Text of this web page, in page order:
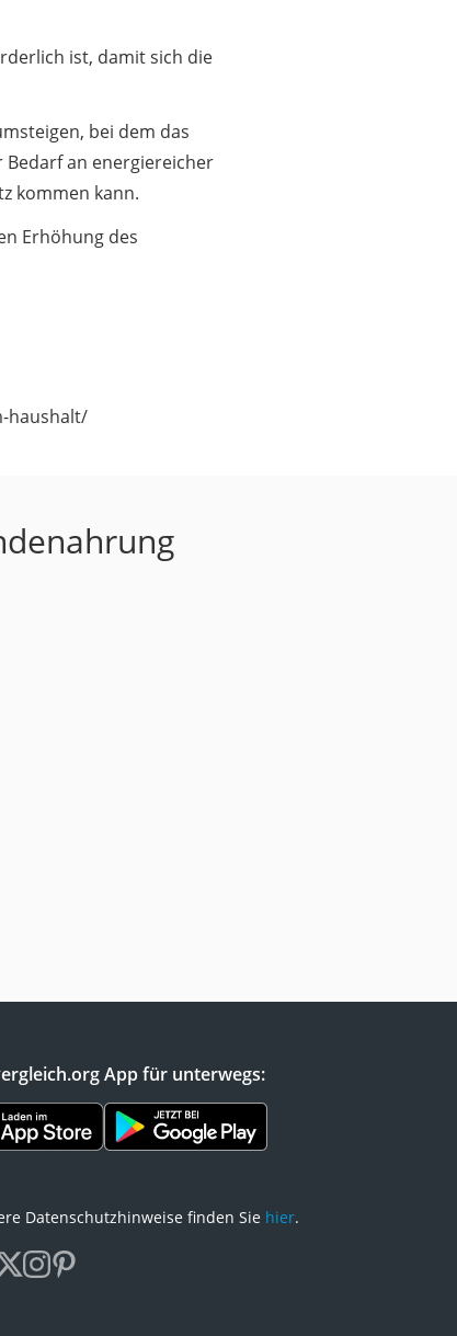
ist, damit sich die
bei dem das
an energiereicher
kommen kann.
Erhöhung des
haushalt/
App für unterwegs:
Datenschutzhinweise finden Sie hier.
instagram
pinterest